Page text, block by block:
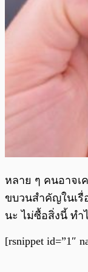
หลาย ๆ คนอาจเ
ขบวนสำคัญในเรื่
นะ ไม่ซื้อสิ่งนี้ ทำ
[rsnippet id=”1″